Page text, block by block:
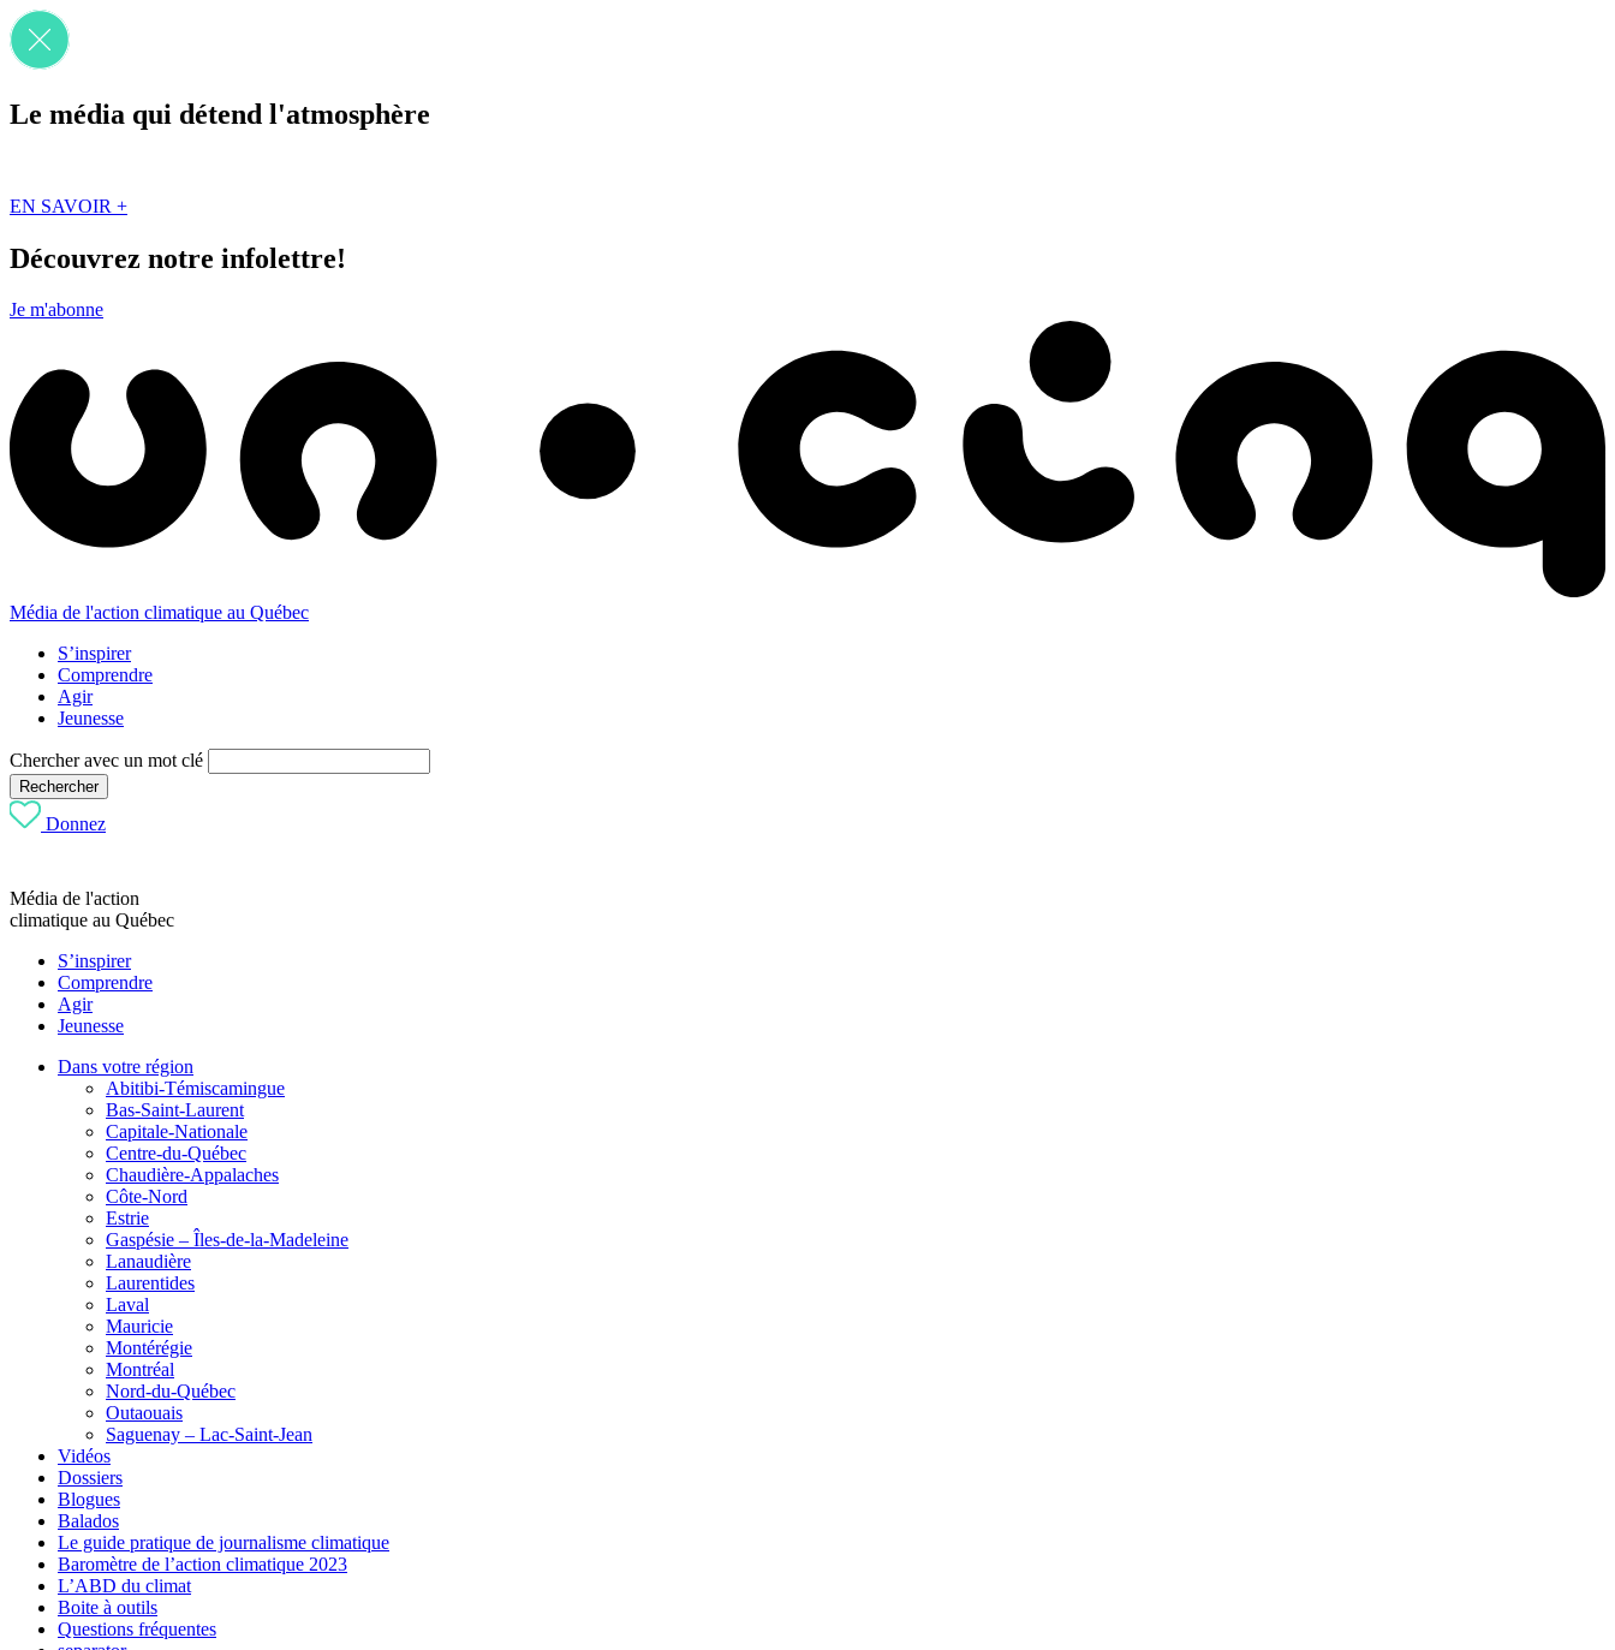
Le média qui détend l'atmosphère
EN SAVOIR +
Découvrez notre infolettre!
Je m'abonne
Média de l'action climatique au Québec
S’inspirer
Comprendre
Agir
Jeunesse
Chercher avec un mot clé
Rechercher
Donnez
Média de l'action
climatique au Québec
S’inspirer
Comprendre
Agir
Jeunesse
Dans votre région
Abitibi-Témiscamingue
Bas-Saint-Laurent
Capitale-Nationale
Centre-du-Québec
Chaudière-Appalaches
Côte-Nord
Estrie
Gaspésie – Îles-de-la-Madeleine
Lanaudière
Laurentides
Laval
Mauricie
Montérégie
Montréal
Nord-du-Québec
Outaouais
Saguenay – Lac-Saint-Jean
Vidéos
Dossiers
Blogues
Balados
Le guide pratique de journalisme climatique
Baromètre de l’action climatique 2023
L’ABD du climat
Boite à outils
Questions fréquentes